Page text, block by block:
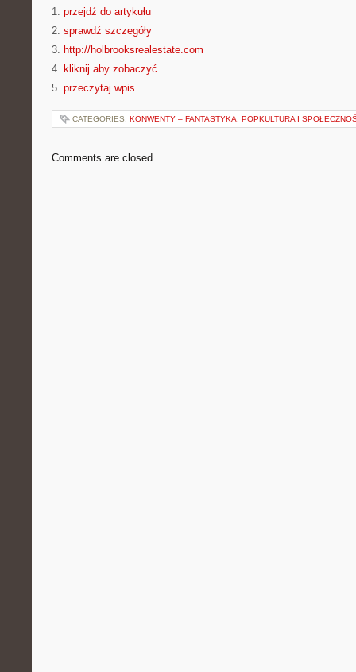
1. przejdź do artykułu
2. sprawdź szczegóły
3. http://holbrooksrealestate.com
4. kliknij aby zobaczyć
5. przeczytaj wpis
CATEGORIES: KONWENTY – FANTASTYKA, POPKULTURA I
Comments are closed.